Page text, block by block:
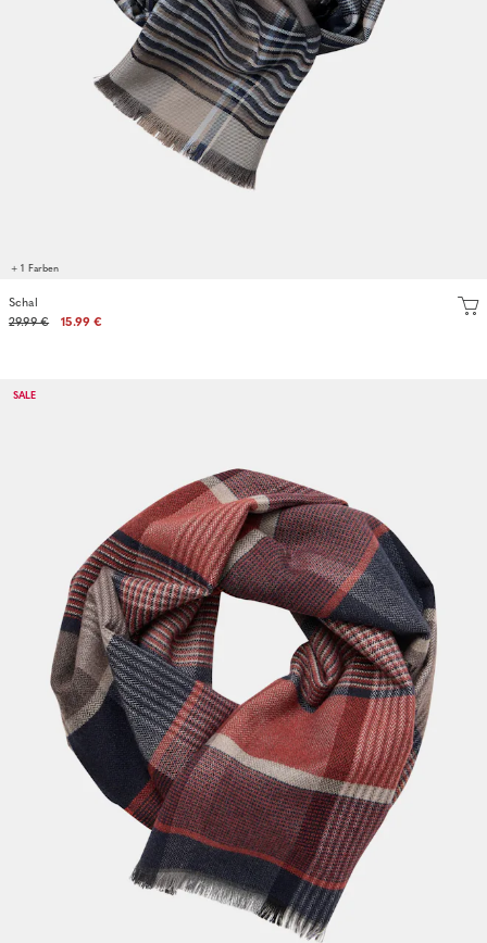
+ 1 Farben
Schal
29.99 €
15.99 €
SALE